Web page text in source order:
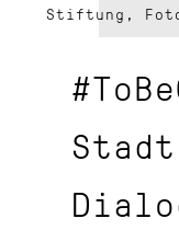
Stiftung,